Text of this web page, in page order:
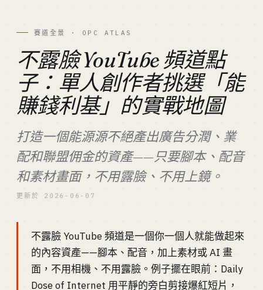
賽道全景 · OPC ATLAS
不露臉 YouTube 頻道點
子：單人創作者挑選「能
賺錢利基」的實戰地圖
打造一個能源源不絕產出廣告分潤、業
配和聯盟佣金的資產——只要腳本、配音
和素材畫面，不用露臉、不用上鏡。
更新於 2026-06-07
不露臉 YouTube 頻道是一個你一個人就能做起來
的內容資產——腳本、配音，加上素材或 AI 畫
面，不用相機、不用露臉。例子擺在眼前：Daily
Dose of Internet 用平靜的旁白剪接爆紅短片，